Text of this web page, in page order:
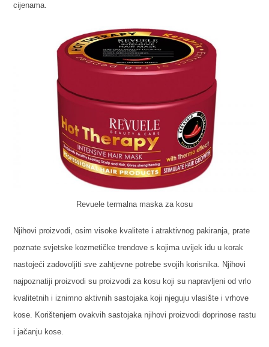
cijenama.
Revuele termalna maska za kosu
Njihovi proizvodi, osim visoke kvalitete i atraktivnog pakiranja, prate
poznate svjetske kozmetičke trendove s kojima uvijek idu u korak
nastojeći zadovoljiti sve zahtjevne potrebe svojih korisnika. Njihovi
najpoznatiji proizvodi su proizvodi za kosu koji su napravljeni od vrlo
kvalitetnih i iznimno aktivnih sastojaka koji njeguju vlasište i vrhove
kose. Korištenjem ovakvih sastojaka njihovi proizvodi doprinose rastu
i jačanju kose.